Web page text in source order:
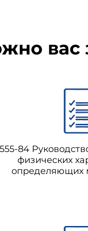
вас
84
физических
определяющих